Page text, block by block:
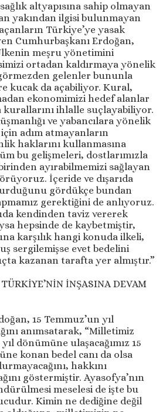
altyapısına sahip olmayan
yakından ilgisi bulunmayan
Türkiye’ye yasak
Cumhurbaşkanı Erdoğan,
meşru yönetimini
ortadan kaldırmaya yönelik
gelenler bununla
kucak da açabiliyor. Kural,
ekonomimizi hedef alanlar
kurallarını ihlalle suçlayabiliyor.
ve yabancılara yönelik
adım atmayanların
haklarını kullanmasına
bu gelişmeleri, dostlarımızla
ayırabilmemizi sağlayan
İçeride ve dışarıda
gördükçe bundan
gerektiğini de anlıyoruz.
kendinden taviz vererek
hepsinde de kaybetmiştir,
karşılık hangi konuda ilkeli,
sergilemişse evet bedelini
kazanan tarafta yer almıştır.”
İNŞASINA DEVAM
15 Temmuz’un yıl
anımsatarak, “Milletimiz
dönümüne ulaşacağımız 15
konan bedel canı da olsa
hakkını
göstermiştir. Ayasofya’nın
meselesi de işte bu
Kimin ne dediğine değil